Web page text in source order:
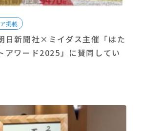
掲載
日新聞社×ミイダス主催「はた
アワード2025」に賛同してい